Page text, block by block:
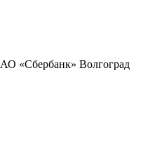
«Сбербанк» Волгоград